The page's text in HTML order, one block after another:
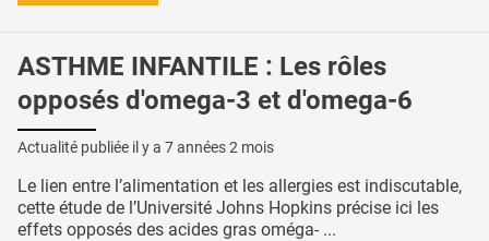
ASTHME INFANTILE : Les rôles
opposés d'omega-3 et d'omega-6
Actualité publiée il y a 7 années 2 mois
Le lien entre l’alimentation et les allergies est indiscutable,
cette étude de l’Université Johns Hopkins précise ici les
effets opposés des acides gras oméga- ...